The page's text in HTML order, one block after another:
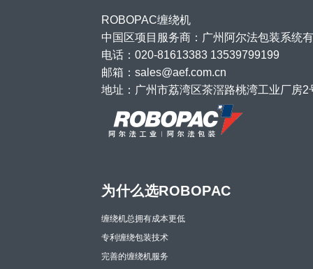
ROBOPAC缠绕机
中国区项目服务商：广州阿尔法包装系统
电话：020-81613383 13539799199
邮箱：sales@aef.com.cn
地址：广州市荔湾区茶滘路桃湾工业厂房2
为什么选ROBOPAC
缠绕机总拥有成本更低
专利缠绕包装技术
完善的缠绕机服务